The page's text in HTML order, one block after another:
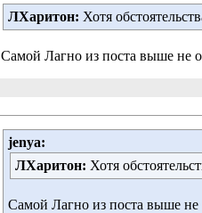
ЛХаритон: Хотя
Самой Лагно из поста выше не
jenya:
ЛХаритон: Хотя
Самой Лагно из поста выше не